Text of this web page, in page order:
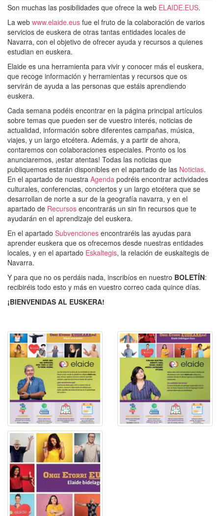
Son muchas las posibilidades que ofrece la web ELAIDE.EUS.
La web www.elaide.eus fue el fruto de la colaboración de varios
servicios de euskera de otras tantas entidades locales de
Navarra, con el objetivo de ofrecer ayuda y recursos a quienes
estudian en euskera.
Elaide es una herramienta para vivir y conocer más el euskera,
que recoge información y herramientas y recursos que os
servirán de ayuda a las personas que estáis aprendiendo
euskera.
Cada semana podéis encontrar en la página principal artículos
sobre temas que pueden ser de vuestro interés, noticias de
actualidad, información sobre diferentes campañas, música,
viajes, y un largo etcétera. Además, y a partir de ahora,
contaremos con colaboraciones especiales. Pronto os los
anunciaremos, ¡estar atentas! Todas las noticias que
publiquemos estarán disponibles en el apartado de las Noticias.
En el apartado de nuestra Agenda podréis encontrar actividades
culturales, conferencias, conciertos y un largo etcétera que se
desarrollan de norte a sur de la geografía navarra, y en el
apartado de Recursos encontrarás un sin fin recursos que te
ayudarán en el aprendizaje del euskera.
En el apartado Subvenciones encontraréis las ayudas para
aprender euskera que os ofrecemos desde nuestras entidades
locales, y en el apartado Eskaltegis, la relación de euskaltegis de
Navarra.
Y para que no os perdáis nada, inscribíos en nuestro BOLETÍN:
recibiréis todo esto y más en vuestro correo cada quince días.
¡BIENVENIDAS AL EUSKERA!